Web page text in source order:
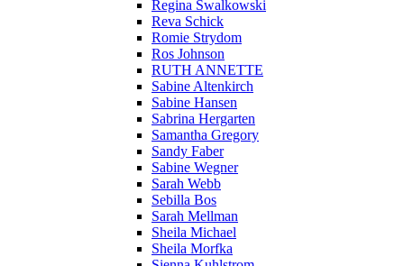
Regina Swalkowski
Reva Schick
Romie Strydom
Ros Johnson
RUTH ANNETTE
Sabine Altenkirch
Sabine Hansen
Sabrina Hergarten
Samantha Gregory
Sandy Faber
Sabine Wegner
Sarah Webb
Sebilla Bos
Sarah Mellman
Sheila Michael
Sheila Morfka